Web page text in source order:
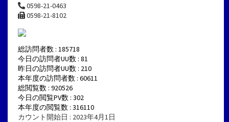
0598-21-0463
0598-21-8102
総訪問者数 : 185718
今日の訪問者UU数 : 81
昨日の訪問者UU数 : 210
本年度の訪問者数 : 60611
総閲覧数 : 920526
今日の閲覧PV数 : 302
本年度の閲覧数 : 316110
カウント開始日 : 2023年4月1日